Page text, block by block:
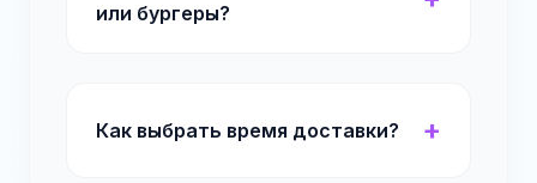
или бургеры?
Как выбрать время доставки?